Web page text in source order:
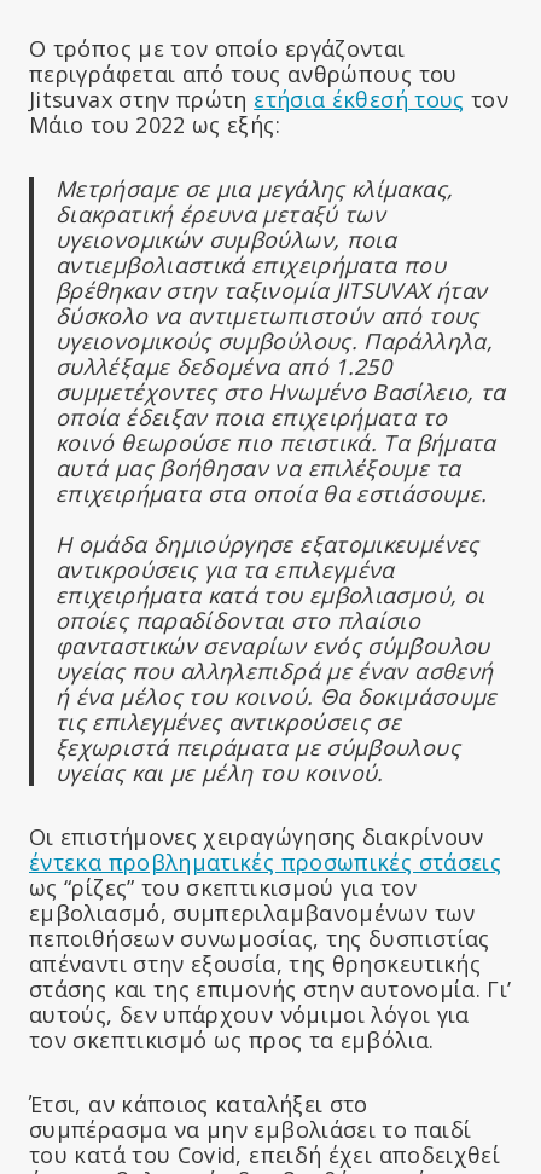
Ο τρόπος με τον οποίο εργάζονται
περιγράφεται από τους ανθρώπους του
Jitsuvax στην πρώτη ετήσια έκθεσή τους τον
Μάιο του 2022 ως εξής:
Μετρήσαμε σε μια μεγάλης κλίμακας,
διακρατική έρευνα μεταξύ των
υγειονομικών συμβούλων, ποια
αντιεμβολιαστικά επιχειρήματα που
βρέθηκαν στην ταξινομία JITSUVAX ήταν
δύσκολο να αντιμετωπιστούν από τους
υγειονομικούς συμβούλους. Παράλληλα,
συλλέξαμε δεδομένα από 1.250
συμμετέχοντες στο Ηνωμένο Βασίλειο, τα
οποία έδειξαν ποια επιχειρήματα το
κοινό θεωρούσε πιο πειστικά. Τα βήματα
αυτά μας βοήθησαν να επιλέξουμε τα
επιχειρήματα στα οποία θα εστιάσουμε.
Η ομάδα δημιούργησε εξατομικευμένες
αντικρούσεις για τα επιλεγμένα
επιχειρήματα κατά του εμβολιασμού, οι
οποίες παραδίδονται στο πλαίσιο
φανταστικών σεναρίων ενός σύμβουλου
υγείας που αλληλεπιδρά με έναν ασθενή
ή ένα μέλος του κοινού. Θα δοκιμάσουμε
τις επιλεγμένες αντικρούσεις σε
ξεχωριστά πειράματα με σύμβουλους
υγείας και με μέλη του κοινού.
Οι επιστήμονες χειραγώγησης διακρίνουν
έντεκα προβληματικές προσωπικές στάσεις
ως “ρίζες” του σκεπτικισμού για τον
εμβολιασμό, συμπεριλαμβανομένων των
πεποιθήσεων συνωμοσίας, της δυσπιστίας
απέναντι στην εξουσία, της θρησκευτικής
στάσης και της επιμονής στην αυτονομία. Γι’
αυτούς, δεν υπάρχουν νόμιμοι λόγοι για
τον σκεπτικισμό ως προς τα εμβόλια.
Έτσι, αν κάποιος καταλήξει στο
συμπέρασμα να μην εμβολιάσει το παιδί
του κατά του Covid, επειδή έχει αποδειχθεί